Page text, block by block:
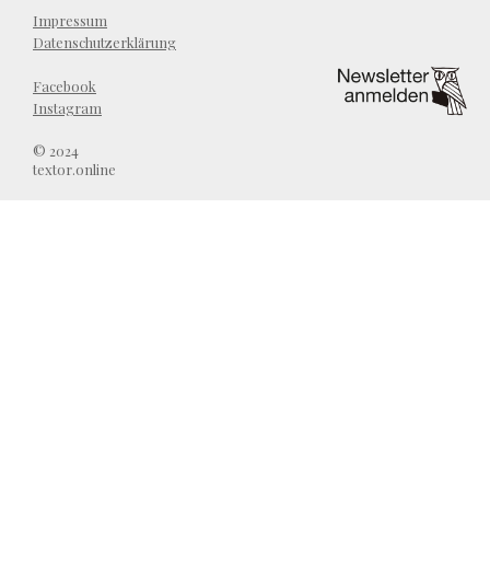
Impressum
Datenschutzerklärung
Facebook
Instagram
© 2024
textor.online